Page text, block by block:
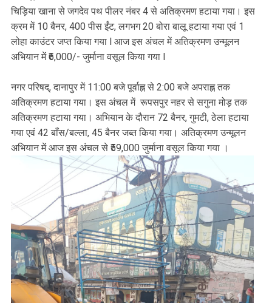
चिड़िया खाना से जगदेव पथ पीलर नंबर 4 से अतिक्रमण हटाया गया। इस
क्रम में 10 बैनर, 400 पीस ईंट, लगभग 20 बोरा बालू हटाया गया एवं 1
लोहा काउंटर जप्त किया गया l आज इस अंचल में अतिक्रमण उन्मूलन
अभियान में ₹6,000/- जुर्माना वसूल किया गया l
नगर परिषद्, दानापुर में 11:00 बजे पूर्वाह्न से 2:00 बजे अपराह्न तक
अतिक्रमण हटाया गया। इस अंचल में रूपसपुर नहर से सगुना मोड़ तक
अतिक्रमण हटाया गया। अभियान के दौरान 72 बैनर, गुमटी, ठेला हटाया
गया एवं 42 बाँस/बल्ला, 45 बैनर जब्त किया गया। अतिक्रमण उन्मूलन
अभियान में आज इस अंचल से ₹59,000 जुर्माना वसूल किया गया ।